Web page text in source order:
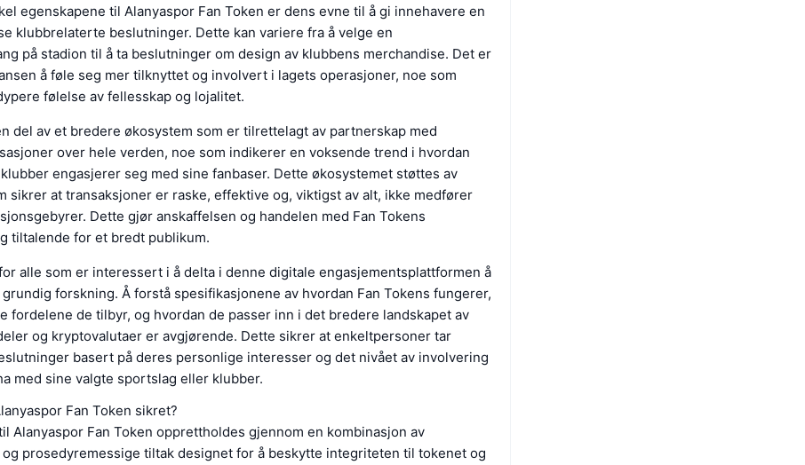
egenskapene til Alanyaspor Fan Token er dens evne til å gi innehavere en
klubbrelaterte beslutninger. Dette kan variere fra å velge en
på stadion til å ta beslutninger om design av klubbens merchandise. Det er
å føle seg mer tilknyttet og involvert i lagets operasjoner, noe som
følelse av fellesskap og lojalitet.
del av et bredere økosystem som er tilrettelagt av partnerskap med
over hele verden, noe som indikerer en voksende trend i hvordan
engasjerer seg med sine fanbaser. Dette økosystemet støttes av
sikrer at transaksjoner er raske, effektive og, viktigst av alt, ikke medfører
Dette gjør anskaffelsen og handelen med Fan Tokens
tiltalende for et bredt publikum.
alle som er interessert i å delta i denne digitale engasjementsplattformen å
forskning. Å forstå spesifikasjonene av hvordan Fan Tokens fungerer,
fordelene de tilbyr, og hvordan de passer inn i det bredere landskapet av
og kryptovalutaer er avgjørende. Dette sikrer at enkeltpersoner tar
basert på deres personlige interesser og det nivået av involvering
med sine valgte sportslag eller klubber.
Fan Token sikret?
Alanyaspor Fan Token opprettholdes gjennom en kombinasjon av
prosedyremessige tiltak designet for å beskytte integriteten til tokenet og